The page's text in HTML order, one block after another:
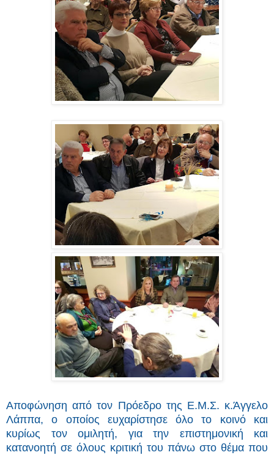
Αποφώνηση από τον Πρόεδρο της Ε.Μ.Σ. κ.Άγγελο
Λάππα, ο οποίος ευχαρίστησε όλο το κοινό και
κυρίως τον ομιλητή, για την επιστημονική και
κατανοητή σε όλους κριτική του πάνω στο θέμα που